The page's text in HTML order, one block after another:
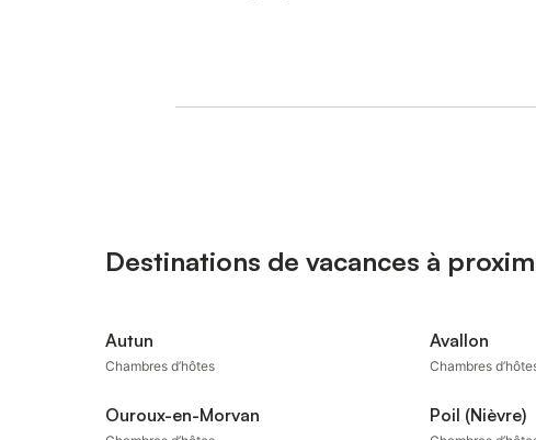
Destinations de vacances à
Autun
Chambres d’hôtes
Avallon
Chambres
Ouroux-en-Morvan Poil (Nièvre)